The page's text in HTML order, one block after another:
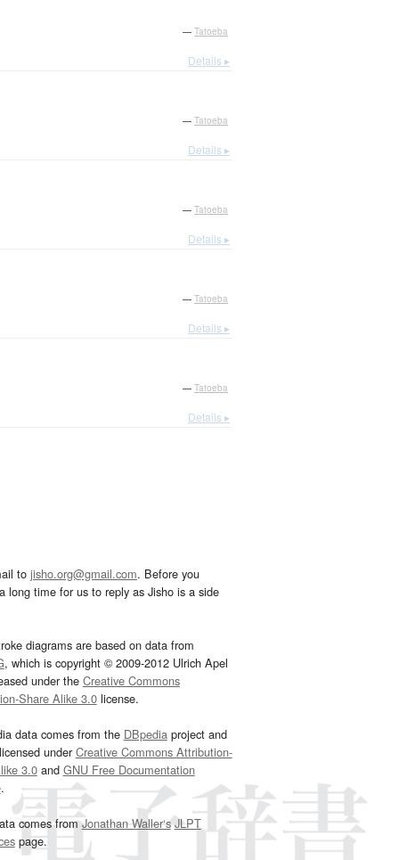
— Tatoeba
Details ▸
— Tatoeba
Details ▸
— Tatoeba
Details ▸
— Tatoeba
Details ▸
— Tatoeba
Details ▸
to jisho.org@gmail.com. Before you
long time for us to reply as Jisho is a side
diagrams are based on data from
, which is copyright © 2009-2012 Ulrich Apel
under the Creative Commons
Share Alike 3.0license.
data comes from the DBpediaproject and
underCreative Commons Attribution-
3.0and GNU Free Documentation
.
comes fromJonathan Waller‘s JLPT
page.